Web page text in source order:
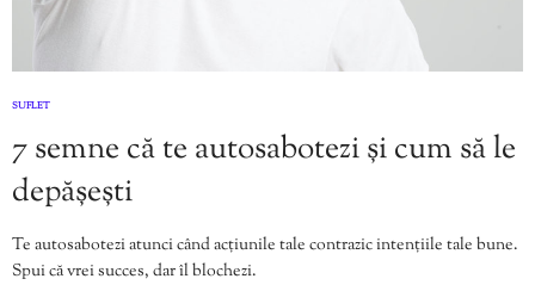
SUFLET
7 semne că te autosabotezi și cum să le
depășești
Te autosabotezi atunci când acțiunile tale contrazic intențiile tale bune.
Spui că vrei succes, dar îl blochezi.